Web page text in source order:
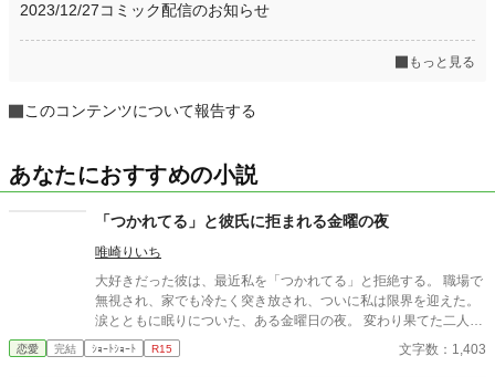
2023/12/27コミック配信のお知らせ
もっと見る
このコンテンツについて報告する
あなたにおすすめの小説
「つかれてる」と彼氏に拒まれる金曜の夜
唯崎りいち
大好きだった彼は、最近私を「つかれてる」と拒絶する。 職場で
無視され、家でも冷たく突き放され、ついに私は限界を迎えた。
涙とともに眠りについた、ある金曜日の夜。 変わり果てた二人の
関係は、予想もしない結末を迎える。
恋愛 完結 ｼｮｰﾄｼｮｰﾄ R15 文字数：1,403